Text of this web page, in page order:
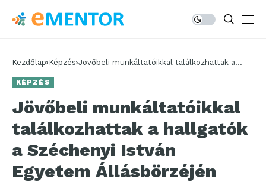
Kezdőlap Képzés Jövőbeli munkáltatóikkal találkozhattak a
KÉPZÉS
Jövőbeli munkáltatóikkal
találkozhattak a hallgatók
a Széchenyi István
Egyetem Állásbörzéjén